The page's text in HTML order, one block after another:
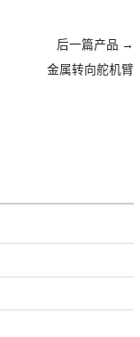
后一篇产品 →
金属转向舵机臂